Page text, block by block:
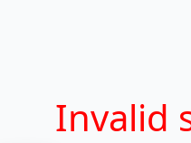
Invalid